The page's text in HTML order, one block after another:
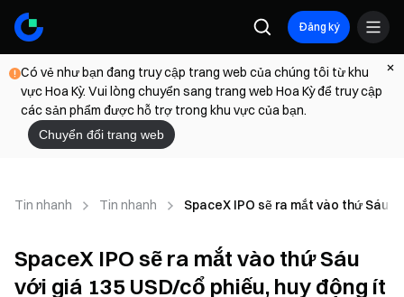
Đăng ký
Có vẻ như bạn đang truy cập trang web của chúng tôi từ khu
vực Hoa Kỳ. Vui lòng chuyển sang trang web Hoa Kỳ để truy cập
các sản phẩm được hỗ trợ trong khu vực của bạn.
Chuyển đổi trang web
Tin nhanh Tin nhanh SpaceX IPO sẽ ra mắt vào thứ Sáu
SpaceX IPO sẽ ra mắt vào thứ Sáu
với giá 135 USD/cổ phiếu, huy động ít